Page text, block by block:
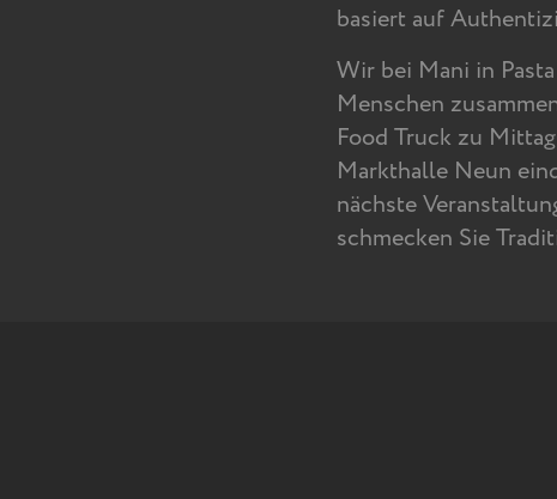
basiert auf
Wir bei Mani in
Menschen
Food Truck zu
Markthalle Neun
nächste
schmecken Sie